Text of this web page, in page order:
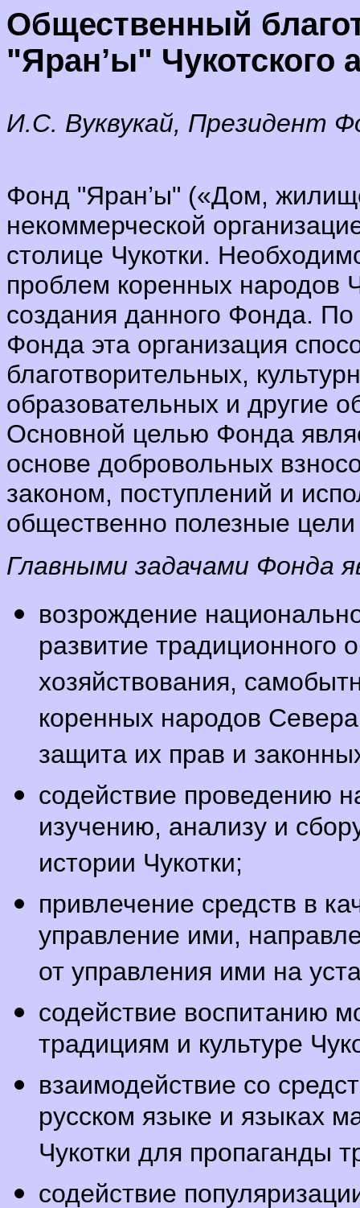
Общественный
"Яран’ы" Чукотского
И.С. Вуквукай, Президент
Фонд "Яран’ы" («Дом,
некоммерческой
столице Чукотки.
проблем коренных народов
создания данного Фонда.
Фонда эта организация
благотворительных,
образовательных и другие
Основной целью Фонда
основе добровольных
законом, поступлений и
общественно полезные цели
Главными задачами Фонда
возрождение
развитие
хозяйствования,
коренных народов Севера
защита их прав и
содействие проведению
изучению, анализу и
истории Чукотки;
привлечение средств в
управление ими,
от управления ими на
содействие воспитанию
традициям и культуре
взаимодействие со
русском языке и языках
Чукотки для пропаганды
содействие